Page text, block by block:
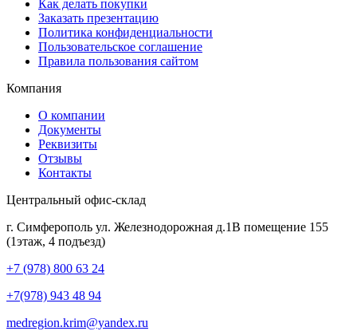
Как делать покупки
Заказать презентацию
Политика конфиденциальности
Пользовательское соглашение
Правила пользования сайтом
Компания
О компании
Документы
Реквизиты
Отзывы
Контакты
Центральный офис-склад
г. Симферополь ул. Железнодорожная д.1В помещение 155
(1этаж, 4 подъезд)
+7 (978) 800 63 24
+7(978) 943 48 94
medregion.krim@yandex.ru